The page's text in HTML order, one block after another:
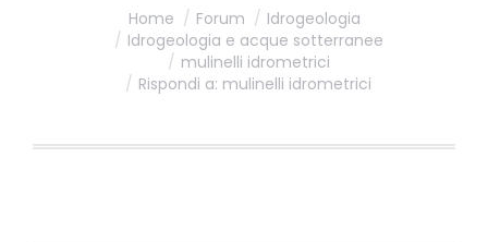
Home Forum
Idrogeologia
Idrogeologia e acque sotterranee
mulinelli idrometrici
Rispondi a: mulinelli idrometrici